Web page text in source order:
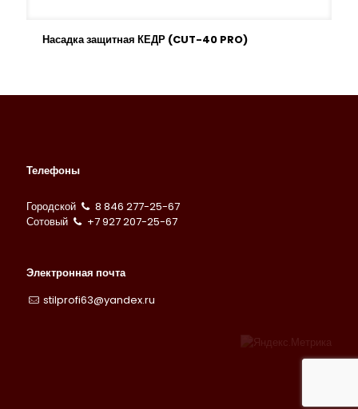
Насадка защитная КЕДР (CUT-40 PRO)
Телефоны
Городской
8 846 277-25-67
Сотовый
+7 927 207-25-67
Электронная почта
stilprofi63@yandex.ru